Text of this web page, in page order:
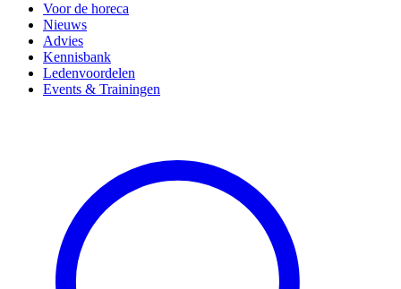
Voor de horeca
Nieuws
Advies
Kennisbank
Ledenvoordelen
Events & Trainingen